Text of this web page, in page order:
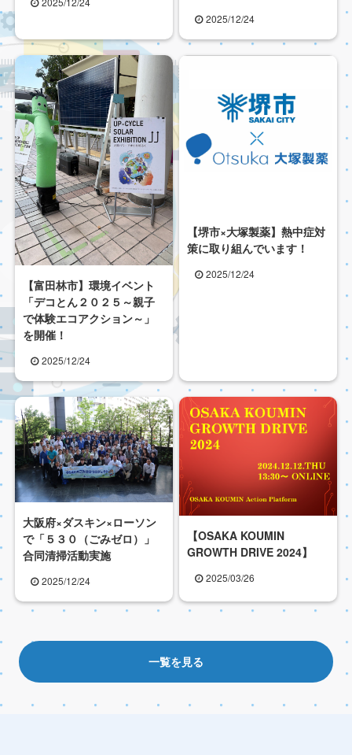
2025/12/24
【富田林市】環境イベント
「デコとん２０２５～親子
で体験エコアクション～」
を開催！
2025/12/24
【堺市×大塚製薬】熱中症対
策に取り組んでいます！
2025/12/24
大阪府×ダスキン×ローソン
で「５３０（ごみゼロ）」
合同清掃活動実施
2025/12/24
【OSAKA KOUMIN
GROWTH DRIVE 2024】
2025/03/26
一覧を見る